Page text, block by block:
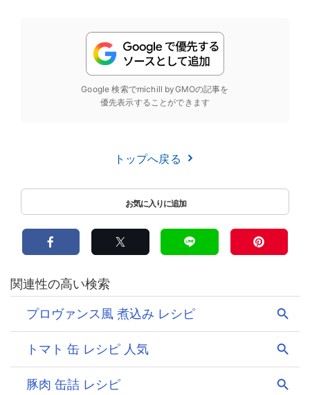
Google 検索でmichill byGMOの記事を
優先表示することができます
トップへ戻る